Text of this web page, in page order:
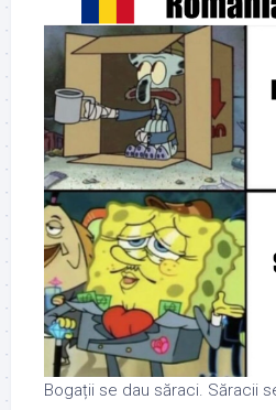
Bogații se dau săraci. Săracii